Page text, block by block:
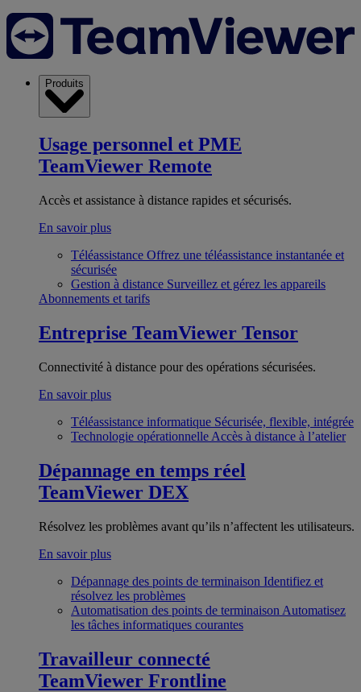
Produits
Usage personnel et PME
TeamViewer Remote
Accès et assistance à distance rapides et sécurisés.
En savoir plus
Téléassistance Offrez une téléassistance instantanée et
sécurisée
Gestion à distance Surveillez et gérez les appareils
Abonnements et tarifs
Entreprise TeamViewer Tensor
Connectivité à distance pour des opérations sécurisées.
En savoir plus
Téléassistance informatique Sécurisée, flexible, intégrée
Technologie opérationnelle Accès à distance à l’atelier
Dépannage en temps réel
TeamViewer DEX
Résolvez les problèmes avant qu’ils n’affectent les utilisateurs.
En savoir plus
Dépannage des points de terminaison Identifiez et
résolvez les problèmes
Automatisation des points de terminaison Automatisez
les tâches informatiques courantes
Travailleur connecté
TeamViewer Frontline